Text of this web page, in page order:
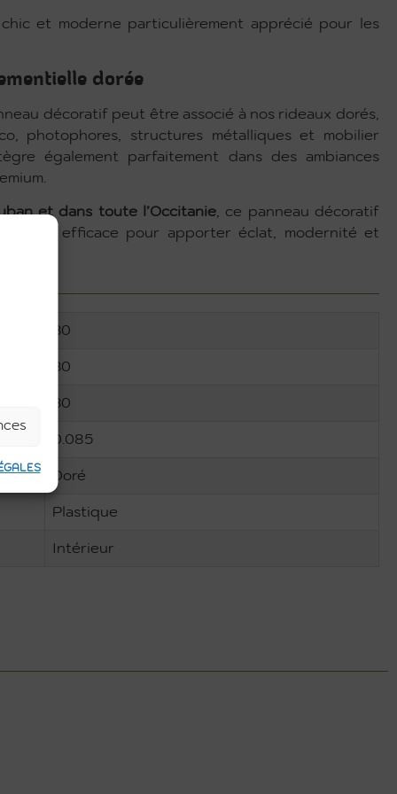
et moderne particulièrement apprécié pour les
dorée
décoratif peut être associé à nos rideaux dorés,
photophores, structures métalliques et mobilier
également parfaitement dans des ambiances
et dans toute l’Occitanie , ce panneau décoratif
et efficace pour apporter éclat, modernité et
30
30
30
0.085
Doré
Plastique
Intérieur